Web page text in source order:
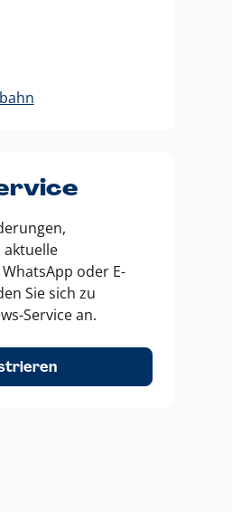
oder E-
Sie sich zu
Service an.